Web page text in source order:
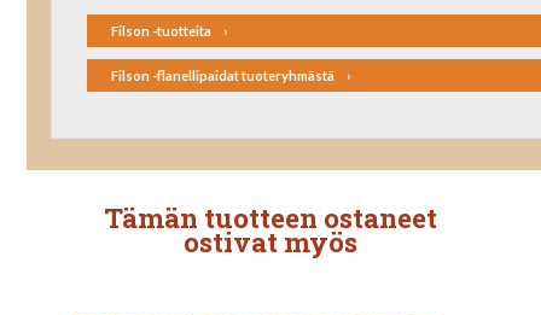
Filson -tuotteita
Filson -flanellipaidat tuoteryhmästä
Tämän tuotteen ostaneet
ostivat myös